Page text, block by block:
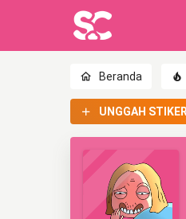
Beranda
UNGGAH